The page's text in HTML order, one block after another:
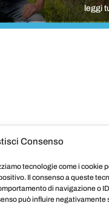
Consenso
tecnologie come i cookie
Il consenso a queste
di navigazione o
può influire negativamente
leggi
Il progetto “Storie di